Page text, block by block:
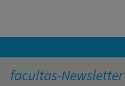
facultas-Newsletter